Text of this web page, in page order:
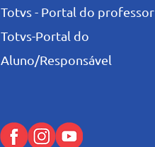
Totvs - Portal do professor
Totvs-Portal do
Aluno/Responsável